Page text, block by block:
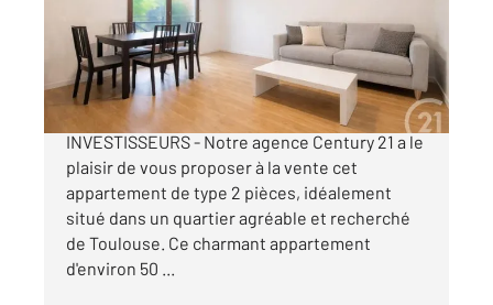
Appartement T2 à vendre
114 000 €
TOULOUSE (31500) SOUPETARD - EXCLUSIVITE
INVESTISSEURS - Notre agence Century 21 a le
plaisir de vous proposer à la vente cet
appartement de type 2 pièces, idéalement
situé dans un quartier agréable et recherché
de Toulouse. Ce charmant appartement
d'environ 50 ...